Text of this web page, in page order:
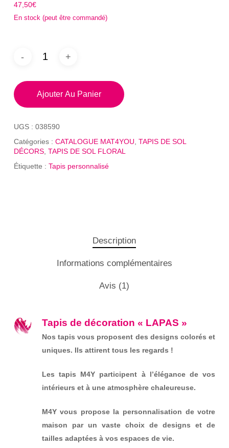
47,50€
En stock (peut être commandé)
Ajouter Au Panier
UGS : 038590
Catégories : CATALOGUE MAT4YOU TAPIS DE SOL
DÉCORS, TAPIS DE SOL FLORAL
Étiquette : Tapis personnalisé
Description
Informations complémentaires
Avis (1)
Tapis de décoration « LAPAS »
Nos tapis vous proposent des designs colorés et
uniques. Ils attirent tous les regards !
Les tapis M4Y participent à l’élégance de vos
intérieurs et à une atmosphère chaleureuse.
M4Y vous propose la personnalisation de votre
maison par un vaste choix de designs et de
tailles adaptées à vos espaces de vie.